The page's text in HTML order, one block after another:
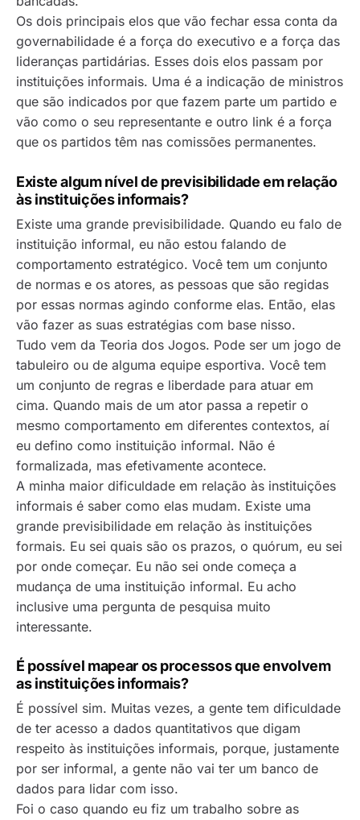
Os dois principais elos que vão fechar essa conta da
governabilidade é a força do executivo e a força das
lideranças partidárias. Esses dois elos passam por
instituições informais. Uma é a indicação de ministros
que são indicados por que fazem parte um partido e
vão como o seu representante e outro link é a força
que os partidos têm nas comissões permanentes.
Existe algum nível de previsibilidade em relação
às instituições informais?
Existe uma grande previsibilidade. Quando eu falo de
instituição informal, eu não estou falando de
comportamento estratégico. Você tem um conjunto
de normas e os atores, as pessoas que são regidas
por essas normas agindo conforme elas. Então, elas
vão fazer as suas estratégias com base nisso.
Tudo vem da Teoria dos Jogos. Pode ser um jogo de
tabuleiro ou de alguma equipe esportiva. Você tem
um conjunto de regras e liberdade para atuar em
cima. Quando mais de um ator passa a repetir o
mesmo comportamento em diferentes contextos, aí
eu defino como instituição informal. Não é
formalizada, mas efetivamente acontece.
A minha maior dificuldade em relação às instituições
informais é saber como elas mudam. Existe uma
grande previsibilidade em relação às instituições
formais. Eu sei quais são os prazos, o quórum, eu sei
por onde começar. Eu não sei onde começa a
mudança de uma instituição informal. Eu acho
inclusive uma pergunta de pesquisa muito
interessante.
É possível mapear os processos que envolvem
as instituições informais?
É possível sim. Muitas vezes, a gente tem dificuldade
de ter acesso a dados quantitativos que digam
respeito às instituições informais, porque, justamente
por ser informal, a gente não vai ter um banco de
dados para lidar com isso.
Foi o caso quando eu fiz um trabalho sobre as